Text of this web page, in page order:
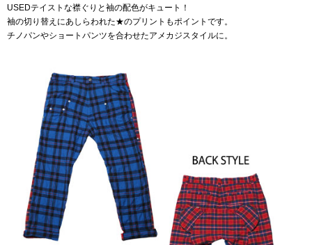
USEDテイストな襟ぐりと袖の配色がキュート！
袖の切り替えにあしらわれた★のプリントもポイントです。
チノパンやショートパンツを合わせたアメカジスタイルに。